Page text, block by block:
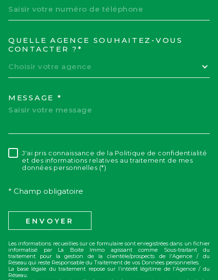
QUELLE AGENCE SOUHAITEZ-VOUS
CONTACTER ?*
Choisir votre agence
MESSAGE *
RÈGLEMENTATION
J'ai pris connaissance de la Politique de confidentialité
et des informations relatives au traitement de mes
données personnelles (*)
* Champ obligatoire
ENVOYER
Les informations recueillies sur ce formulaire sont enregistrées dans un fichier
informatisé par La Boite Immo agissant comme Sous-traitant du
traitement pour la gestion de la clientèle/prospects de l'Agence / du
Réseau qui reste Responsable du Traitement de vos Données personnelles.
La base légale du traitement repose sur l’intérêt légitime de l'Agence / du
Réseau.